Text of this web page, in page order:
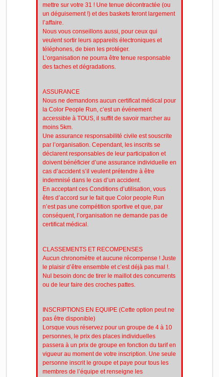
mettre sur votre 31 ! Une tenue décontractée (ou
un déguisement !) et des baskets feront largement
l’affaire.
Nous vous conseillons aussi, pour ceux qui
veulent sortir leurs appareils électroniques et
téléphones, de bien les protéger.
L’organisation ne pourra être tenue responsable
des taches et dégradations.
ASSURANCE
Nous ne demandons aucun certificat médical pour
la Color People Run, c’est un événement
accessible à TOUS, il suffit de savoir marcher au
moins 5km.
Une assurance responsabilité civile est souscrite
par l’organisation. Cependant, les inscrits se
déclarent responsables de leur participation et
doivent bénéficier d’une assurance individuelle en
cas d’accident s’il veulent prétendre à être
indemnisé dans le cas d’un accident.
En acceptant ces Conditions d’utilisation, vous
êtes d’accord sur le fait que Color people Run
n’est pas une compétition sportive et que, par
conséquent, l’organisation ne demande pas de
certificat médical.
CLASSEMENTS ET RECOMPENSES
Aucun chronomètre et aucune récompense ! Juste
le plaisir d’être ensemble et c’est déjà pas mal !.
Nul besoin donc de tirer le maillot des concurrents
ou de leur faire des croches pattes.
INSCRIPTIONS EN EQUIPE (Cette option peut ne
pas être disponible)
Lorsque vous réservez pour un groupe de 4 à 10
personnes, le prix des places individuelles
passera à un prix de groupe en fonction du tarif en
vigueur au moment de votre inscription. Une seule
personne inscrit le groupe et paye pour tous les
membres de l’équipe et renseigne les